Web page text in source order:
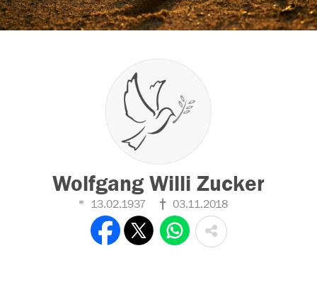
Wolfgang Willi Zucker
13.02.1937 03.11.2018